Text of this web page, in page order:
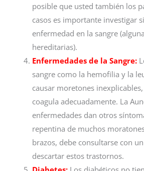
posible que usted también los
casos es importante investigar
enfermedad en la sangre
hereditarias).
Enfermedades de la Sangre:
sangre como la hemofilia y la
causar moretones
coagula adecuadamente. La
enfermedades dan otros
repentina de muchos
brazos, debe consultarse con
descartar estos trastornos.